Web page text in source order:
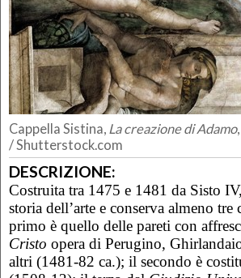
Cappella Sistina, La creazione di Adamo
/ Shutterstock.com
DESCRIZIONE:
Costruita tra 1475 e 1481 da Sisto
storia dell’arte e conserva almeno
primo è quello delle pareti con
Cristo opera di Perugino,
altri (1481-82 ca.); il secondo è